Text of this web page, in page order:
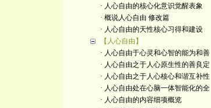
· 人心自由的核心化意识觉醒表象
· 概说人心自由 修改篇
· 人心自由的天性核心习得和建设
【人心自由】
· 人心自由于心灵和心智的能为和善
· 人心自由之于人心原生性的善良定
· 人心自由之于人心核心和谐互补性
· 人心自由处在心脑一体智能化的全
· 人心自由的内容细项概览